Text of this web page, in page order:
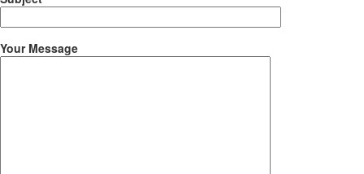
Your Message